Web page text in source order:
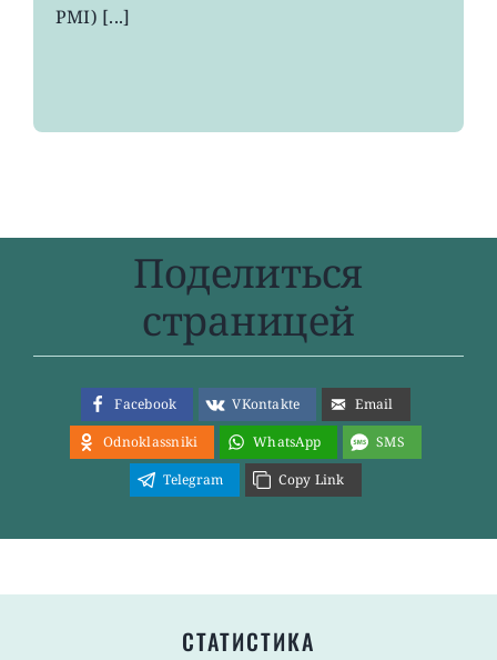
PMI) [...]
Поделиться
страницей
Facebook VKontakte
Email
Odnoklassniki
WhatsApp
SMS
Telegram
Copy Link
СТАТИСТИКА